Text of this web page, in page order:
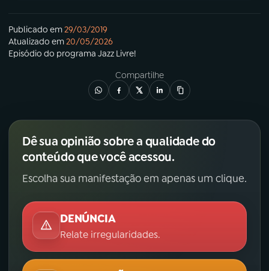
Publicado em29/03/2019
Atualizado em20/05/2026
Episódio do programa Jazz Livre!
Compartilhe
Dê sua opinião sobre a qualidade do
conteúdo que você acessou.
Escolha sua manifestação em apenas um clique.
DENÚNCIA
Relate irregularidades.